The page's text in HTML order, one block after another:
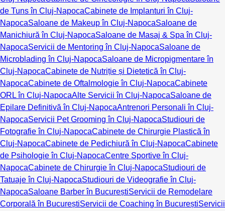
de Tuns în Cluj-NapocaCabinete de Implanturi în Cluj-
NapocaSaloane de Makeup în Cluj-NapocaSaloane de
Manichiură în Cluj-NapocaSaloane de Masaj & Spa în Cluj-
NapocaServicii de Mentoring în Cluj-NapocaSaloane de
Microblading în Cluj-NapocaSaloane de Micropigmentare în
Cluj-NapocaCabinete de Nutriție și Dietetică în Cluj-
NapocaCabinete de Oftalmologie în Cluj-NapocaCabinete
ORL în Cluj-NapocaAlte Servicii în Cluj-NapocaSaloane de
Epilare Definitivă în Cluj-NapocaAntrenori Personali în Cluj-
NapocaServicii Pet Grooming în Cluj-NapocaStudiouri de
Fotografie în Cluj-NapocaCabinete de Chirurgie Plastică în
Cluj-NapocaCabinete de Pedichiură în Cluj-NapocaCabinete
de Psihologie în Cluj-NapocaCentre Sportive în Cluj-
NapocaCabinete de Chirurgie în Cluj-NapocaStudiouri de
Tatuaje în Cluj-NapocaStudiouri de Videografie în Cluj-
NapocaSaloane Barber în BucureștiServicii de Remodelare
Corporală în BucureștiServicii de Coaching în BucureștiServicii